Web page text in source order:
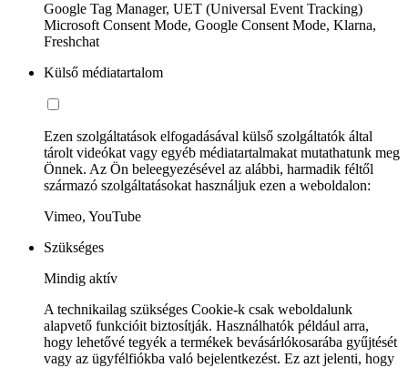
Google Tag Manager, UET (Universal Event Tracking)
Microsoft Consent Mode, Google Consent Mode, Klarna,
Freshchat
Külső médiatartalom
Ezen szolgáltatások elfogadásával külső szolgáltatók által
tárolt videókat vagy egyéb médiatartalmakat mutathatunk meg
Önnek. Az Ön beleegyezésével az alábbi, harmadik féltől
származó szolgáltatásokat használjuk ezen a weboldalon:
Vimeo, YouTube
Szükséges
Mindig aktív
A technikailag szükséges Cookie-k csak weboldalunk
alapvető funkcióit biztosítják. Használhatók például arra,
hogy lehetővé tegyék a termékek bevásárlókosarába gyűjtését
vagy az ügyfélfiókba való bejelentkezést. Ez azt jelenti, hogy